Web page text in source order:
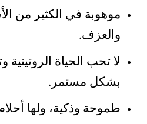
موهوبة في الكثير من
والعزف.
لا تحب الحياة الروتينية
بشكل مستمر.
طموحة وذكية، ولها